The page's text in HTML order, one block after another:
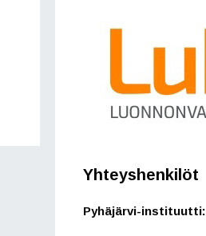
Yhteyshenkilöt
Pyhäjärvi-instituutti: